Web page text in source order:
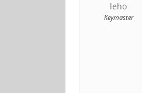
leho
Keymaster